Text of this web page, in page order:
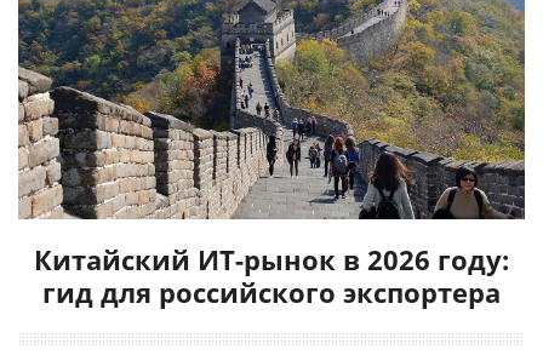
Китайский ИТ-рынок в 2026 году:
гид для российского экспортера